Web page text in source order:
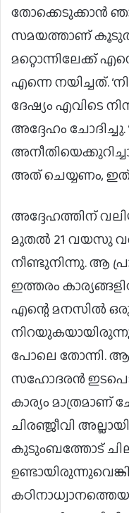
തോക്കെടുക്കാൻ
സമയത്താണ്
മറ്റൊന്നിലേക്ക്
എന്നെ നയിച്ചത്.
ദേഷ്യം എവിടെ
അദ്ദേഹം
അത് ചെയ്യണം, ഇത്
അദ്ദേഹത്തിന്
മുതൽ 21 വയസു
നീണ്ടുനിന്നു. ആ
ഇത്തരം
എന്റെ മനസിൽ
നിറയുകയായിരുന്നു.
പോലെ തോന്നി.
സഹോദരൻ
കാര്യം മാത്രമാണ്
ചിരഞ്ജീവി
കുടുംബത്തോട് ചില